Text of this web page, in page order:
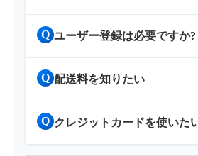
Q ユーザー登録は必要ですか?
Q 配送料を知りたい
Q クレジットカードを使いた